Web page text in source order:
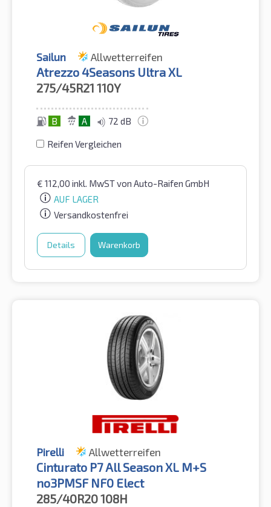
Sailun Allwetterreifen
Atrezzo 4Seasons Ultra XL
275/45R21 110Y
B A 72 dB
Reifen Vergleichen
€ 112,00 inkl. MwSTvon Auto-Raifen GmbH
AUF LAGER
Versandkostenfrei
Details Warenkorb
Pirelli Allwetterreifen
Cinturato P7 All Season XL M+S
no3PMSF NF0 Elect
285/40R20108H